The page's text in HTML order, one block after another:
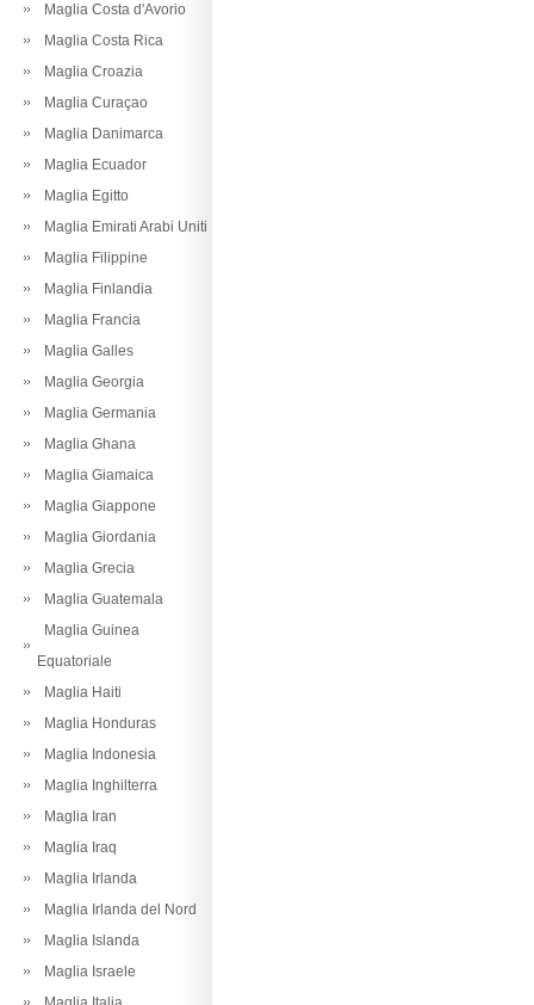
Maglia Costa d'Avorio
Maglia Costa Rica
Maglia Croazia
Maglia Curaçao
Maglia Danimarca
Maglia Ecuador
Maglia Egitto
Maglia Emirati Arabi Uniti
Maglia Filippine
Maglia Finlandia
Maglia Francia
Maglia Galles
Maglia Georgia
Maglia Germania
Maglia Ghana
Maglia Giamaica
Maglia Giappone
Maglia Giordania
Maglia Grecia
Maglia Guatemala
Maglia Guinea
Equatoriale
Maglia Haiti
Maglia Honduras
Maglia Indonesia
Maglia Inghilterra
Maglia Iran
Maglia Iraq
Maglia Irlanda
Maglia Irlanda del Nord
Maglia Islanda
Maglia Israele